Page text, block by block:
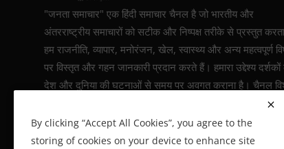
"जनता समाचार" एक हिंदी समाचार चैनल है जो भारतीय और
अंतरराष्ट्रीय समाचारों को सटीक और निष्पक्ष तरीके से प्रस्तुत
हम राजनीति, व्यापार, मनोरंजन, खेल, स्वास्थ्य और अन्य महत्वपूर्ण
पर विस्तृत और गहन जानकारी प्रदान करते हैं। हमारा उद्देश्य दर्शकों
देश और दुनिया की घटनाओं से समय पर अवगत कराना है। चैनल
रिपोर्टिंग और व्यक्तिगत कहानियों पर भी जोर देता है, जिससे दर्शकों को
घटनाओं की गहरी समझ प्राप्त हो सके। हम 24x7 सक्रिय रहते हैं
ताज़ातरीन समाचार और पेशेवर जानकारी प्रदान की जा सके। "जनता
By clicking “Accept All Cookies”, you agree to the
storing of cookies on your device to enhance site